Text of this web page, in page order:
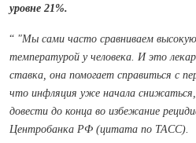
уровне 21%.
“ "Мы сами часто сравниваем
температурой у человека. И это
ставка, она помогает справиться с
что инфляция уже начала снижаться,
довести до конца во избежание
Центробанка РФ (цитата по ТАСС).